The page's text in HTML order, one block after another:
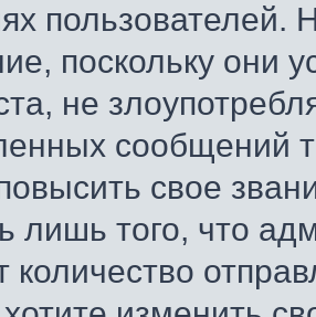
поскольку они
не
сообщений
свое
лишь того, что
количество